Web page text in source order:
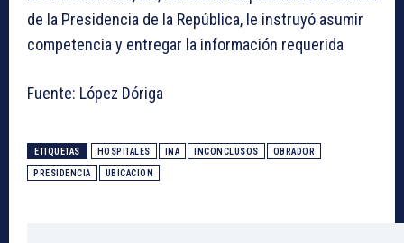
de la Presidencia de la República, le instruyó asumir
competencia y entregar la información requerida
Fuente: López Dóriga
ETIQUETAS HOSPITALES INA INCONCLUSOS OBRADOR
PRESIDENCIA UBICACION